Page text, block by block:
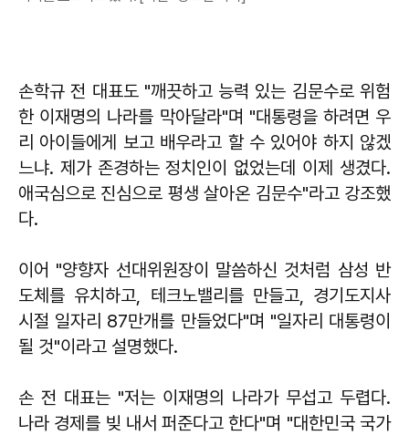
손학규 전 대표도 "깨끗하고 능력 있는 김문수로 위험
한 이재명의 나라를 막아달라"며 "대통령을 하려면 우
리 아이들에게 보고 배우라고 할 수 있어야 하지 않겠
느냐. 제가 존경하는 정치인이 없었는데 이제 생겼다.
애국심으로 진심으로 평생 살아온 김문수"라고 강조했
다.
이어 "양향자 선대위원장이 말씀하신 것처럼 삼성 반
도체를 유치하고, 테크노밸리를 만들고, 경기도지사
시절 일자리 87만개를 만들었다"며 "일자리 대통령이
될 것"이라고 설명했다.
손 전 대표는 "저는 이재명의 나라가 무섭고 두렵다.
나라 경제를 빚 내서 퍼준다고 한다"며 "대한민국 국가